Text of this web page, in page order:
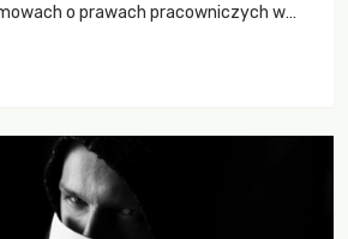
o prawach pracowniczych w